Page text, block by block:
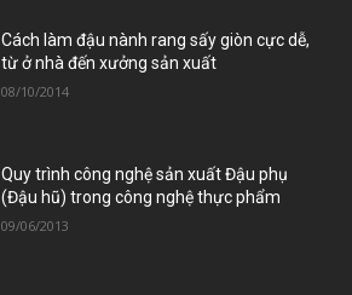
Cách làm đậu nành rang sấy giòn cực dễ,
từ ở nhà đến xưởng sản xuất
08/10/2014
Quy trình công nghệ sản xuất Đậu phụ
(Đậu hũ) trong công nghệ thực phẩm
09/06/2013